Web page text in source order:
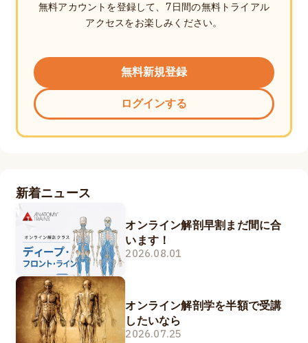
無料アカウントを登録して、7日間の無料トライアル
アクセスをお楽しみください。
無料新規登録
ログインする
新着ニュース
オンライン解剖早割まだ間に合
います！
2026.08.01
オンライン解剖学を半額で受講
したいなら
2026.07.25